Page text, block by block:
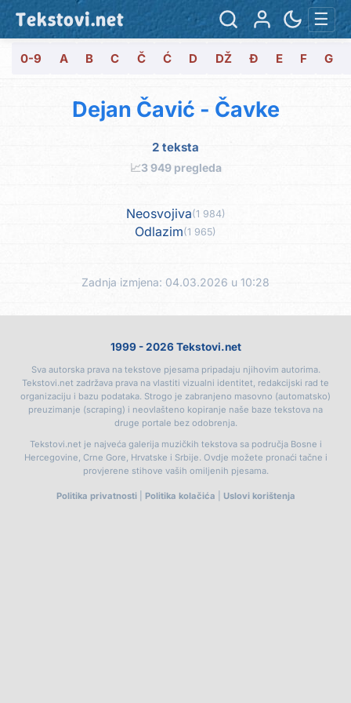
Tekstovi.net ☰
0-9 A B C Č Ć D DŽ Đ E F G
Dejan Čavić - Čavke
2 teksta
📈3 949 pregleda
Neosvojiva(1 984)
Odlazim(1 965)
Zadnja izmjena: 04.03.2026 u 10:28
1999 - 2026 Tekstovi.net
Sva autorska prava na tekstove pjesama pripadaju njihovim autorima.
Tekstovi.net zadržava prava na vlastiti vizualni identitet, redakcijski rad te
organizaciju i bazu podataka. Strogo je zabranjeno masovno (automatsko)
preuzimanje (scraping) i neovlašteno kopiranje naše baze tekstova na
druge portale bez odobrenja.
Tekstovi.net je najveća galerija muzičkih tekstova sa područja Bosne i
Hercegovine, Crne Gore, Hrvatske i Srbije. Ovdje možete pronaći tačne i
provjerene stihove vaših omiljenih pjesama.
Politika privatnosti| Politika kolačića Uslovi korištenja